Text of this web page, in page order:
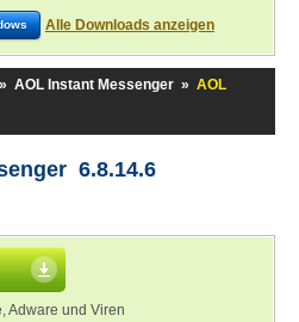
Alle Downloads anzeigen
» AOL Instant Messenger » AOL
6.8.14.6
Adware und Viren